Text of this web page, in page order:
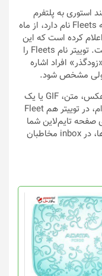
استوری به پلتفرم
خود اضافه کرد. آزمایش‌های این قابلیت که Fleets نام دارد، از ماه
کرده است که این
قابلیت در حال انتشار برای تمام کاربران است. توییتر نام Fleets را
افراد اشاره
مشخص شود.
کاربران با استفاده از این قابلیت می‌توانند عکس، متن، GIF یا یک
توییت را به اشتراک بگذارند. مانند اینستاگرام، در توییتر هم Fleet
صفحه تایم‌لاین شما
نمایش داده خواهد شد و پاسخ شما به آن‌ها، در inbox مخاطبان